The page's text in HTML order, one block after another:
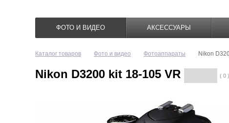
ФОТО И ВИДЕО АКСЕССУАРЫ
Каталог товаров Фото и видео Фотоаппараты Nikon
Nikon D3200 kit 18-105 VR ( 0 )